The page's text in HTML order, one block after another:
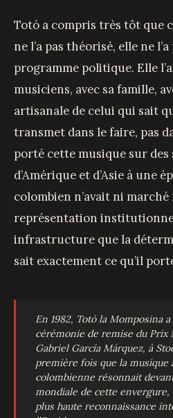
Totó a compris très tôt que
ne l’a pas théorisé, elle ne
programme politique. Elle
musiciens, avec sa famille,
artisanale de celui qui sait
transmet dans le faire, pas
porté cette musique sur des
d’Amérique et d’Asie à une
colombien n’avait ni
représentation
infrastructure que la
sait exactement ce qu’il
En 1982, Totó la Momposina
cérémonie de remise du Prix
Gabriel García Márquez, à
première fois que la musique
colombienne résonnait
mondiale de cette envergure,
plus haute reconnaissance